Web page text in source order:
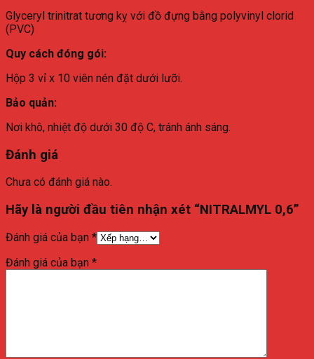
Glyceryl trinitrat tương kỵ với đồ đựng bằng polyvinyl clorid
(PVC)
Quy cách đóng gói:
Hộp 3 vỉ x 10 viên nén đặt dưới lưỡi.
Bảo quản:
Nơi khô, nhiệt độ dưới 30 độ C, tránh ánh sáng.
Đánh giá
Chưa có đánh giá nào.
Hãy là người đầu tiên nhận xét “NITRALMYL 0,6”
Đánh giá của bạn *
Đánh giá của bạn *